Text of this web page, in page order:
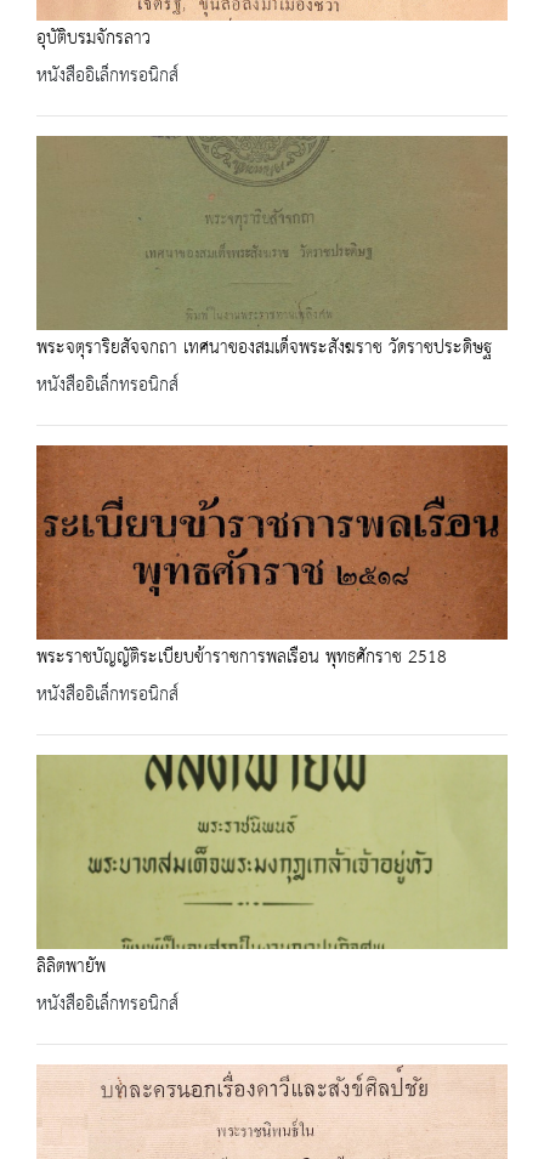
อุบัติบรมจักรลาว
หนังสืออิเล็กทรอนิกส์
พระจตุราริยสัจจกถา เทศนาของสมเด็จพระสังฆราช วัดราชประดิษฐ
หนังสืออิเล็กทรอนิกส์
พระราชบัญญัติระเบียบข้าราชการพลเรือน พุทธศักราช 2518
หนังสืออิเล็กทรอนิกส์
ลิลิตพายัพ
หนังสืออิเล็กทรอนิกส์